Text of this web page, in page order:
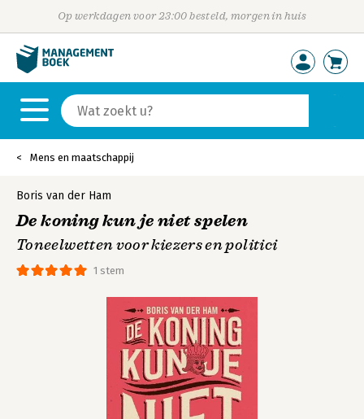
Op werkdagen voor 23:00 besteld, morgen in huis
Mens en maatschappij
1 stem
Boris van der Ham
De koning kun je niet spelen
Toneelwetten voor kiezers en politici